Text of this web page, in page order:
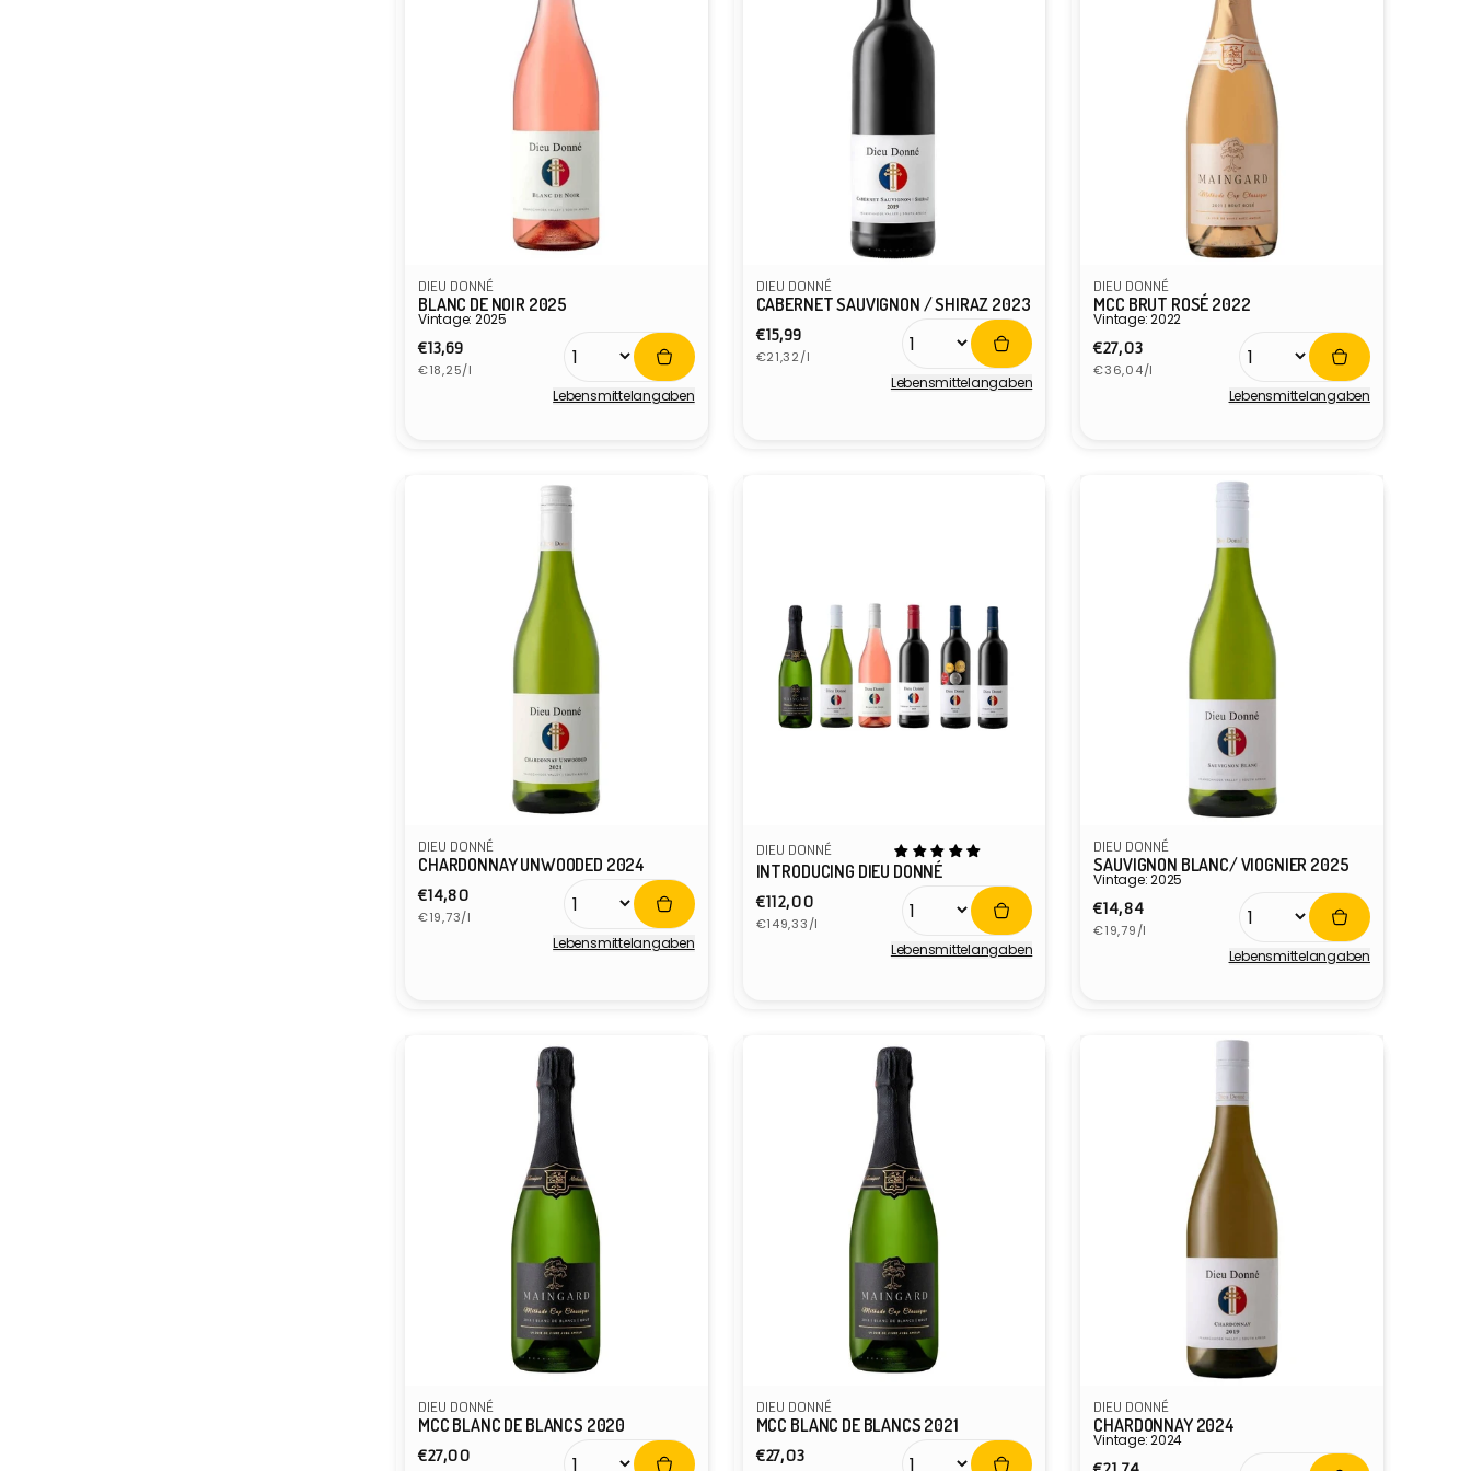
DIEU DONNÉ
BLANC DE NOIR 2025
Vintage: 2025
Normaler
Preis
€13,69
Grundpreis
€18,25/l
Lebensmittel­angaben
DIEU DONNÉ
CABERNET SAUVIGNON / SHIRAZ 2023
Normaler
Preis
€15,99
Grundpreis
€21,32/l
Lebensmittel­angaben
DIEU DONNÉ
MCC BRUT ROSÉ 2022
Vintage: 2022
Normaler
Preis
€27,03
Grundpreis
€36,04/l
Lebensmittel­angaben
DIEU DONNÉ
CHARDONNAY UNWOODED 2024
Normaler
Preis
€14,80
Grundpreis
€19,73/l
Lebensmittel­angaben
DIEU DONNÉ
INTRODUCING DIEU DONNÉ
Normaler
Preis
€112,00
Grundpreis
€149,33/l
Lebensmittel­angaben
DIEU DONNÉ
SAUVIGNON BLANC/ VIOGNIER 2025
Vintage: 2025
Normaler
Preis
€14,84
Grundpreis
€19,79/l
Lebensmittel­angaben
DIEU DONNÉ
MCC BLANC DE BLANCS 2020
Normaler
€27,00
DIEU DONNÉ
MCC BLANC DE BLANCS 2021
Normaler
€27,03
DIEU DONNÉ
CHARDONNAY 2024
Vintage: 2024